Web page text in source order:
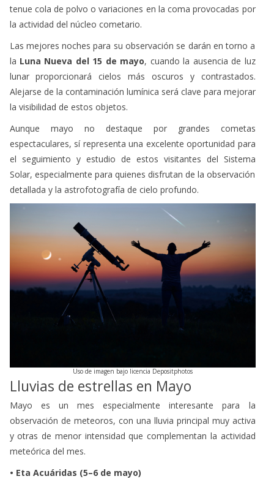
tenue cola de polvo o variaciones en la coma provocadas por
la actividad del núcleo cometario.
Las mejores noches para su observación se darán en torno a
la Luna Nueva del 15 de mayo, cuando la ausencia de luz
lunar proporcionará cielos más oscuros y contrastados.
Alejarse de la contaminación lumínica será clave para mejorar
la visibilidad de estos objetos.
Aunque mayo no destaque por grandes cometas
espectaculares, sí representa una excelente oportunidad para
el seguimiento y estudio de estos visitantes del Sistema
Solar, especialmente para quienes disfrutan de la observación
detallada y la astrofotografía de cielo profundo.
Uso de imagen bajo licencia Depositphotos
Lluvias de estrellas en Mayo
Mayo es un mes especialmente interesante para la
observación de meteoros, con una lluvia principal muy activa
y otras de menor intensidad que complementan la actividad
meteórica del mes.
• Eta Acuáridas (5–6 de mayo)